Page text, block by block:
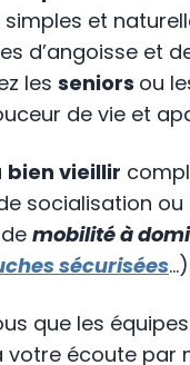
et
d’angoisse et
les seniors ou
de vie et
bien vieillir
socialisation ou
mobilité à
sécurisées
que les équipes
votre écoute par